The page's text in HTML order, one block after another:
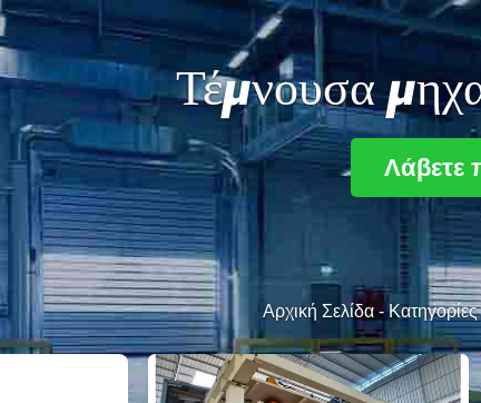
Τέμνουσα
Λάβετε
Αρχική Σελίδα- Κατηγορίες